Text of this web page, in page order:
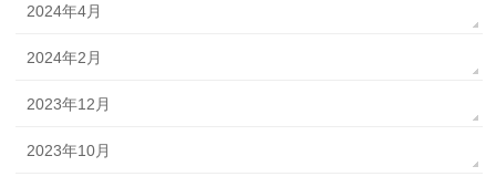
2024年4月
2024年2月
2023年12月
2023年10月